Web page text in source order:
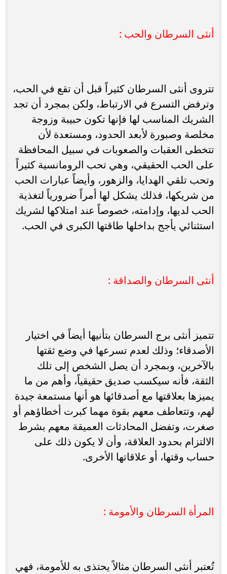
أنثى السرطان والحب :
تتروى أنثى السرطان كثيراً قبل أن تقع في الحب،
وترفض التسرع في الارتباط، ولكن بمجرد أن تجد
الشريك المناسب لها فإنها تكون حبيبة وزوجة
مخلصة وصبورة لأبعد الحدود، ومستعدة لأن
تتخطى العقبات والصعوبات في سبيل المحافظة
على الحب الحقيقي، وهي تحب الرومانسية كثيراً
وتحب تلقي الهدايا، والزهور، وأيضاً عبارات الحب
من شريكها، فذلك يشكل لها أمراً ضرورياً لتغذية
الحب لديها، وإدامته، خصوصاً عند امتلاكها لشريك
استثنائي يأجج بداخلها طاقتها الكبرى في الحب.
أنثى السرطان والصداقة :
تتميز أنثى برج السرطان بتأنيها أيضاً في اختيار
الأصدقاء؛ وذلك لعدم تسرعها في وضع ثقتها
بالآخرين، وبمجرد أن يصل الشخص إلى تلك
الثقة، فأنه سيكسب صديق حقيقياً، وأهم من ما
يميزها بعلاقتها مع أصدقائها هو أنها مستمعة جيدة
لهم، وتتعاطف معهم بقوة مهما كبرت أخطاؤهم أو
صغرت، وتفضل المحادثات العميقة معهم بشرط
الالتزام بحدود العلاقة، وأن لا يكون ذلك على
حساب وقتها، أو علاقاتها الأخرى.
المرأة السرطان والأمومة :
تُعتبر أنثى السرطان مثالاً يحتذى به للأمومة، فهي